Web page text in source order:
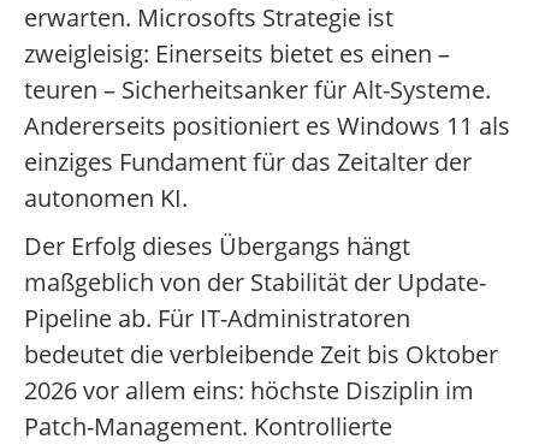
erwarten. Microsofts Strategie ist
zweigleisig: Einerseits bietet es einen –
teuren – Sicherheitsanker für Alt-Systeme.
Andererseits positioniert es Windows 11 als
einziges Fundament für das Zeitalter der
autonomen KI.
Der Erfolg dieses Übergangs hängt
maßgeblich von der Stabilität der Update-
Pipeline ab. Für IT-Administratoren
bedeutet die verbleibende Zeit bis Oktober
2026 vor allem eins: höchste Disziplin im
Patch-Management. Kontrollierte